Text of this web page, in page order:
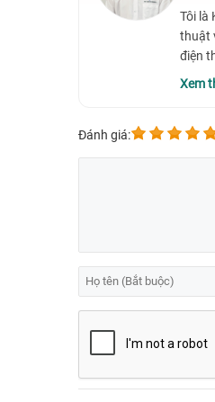
Tôi là
thuật
điện
Xem
Đánh giá: